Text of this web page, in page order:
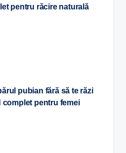
pentru răcire naturală
pubian fără să te răzi
pentru femei